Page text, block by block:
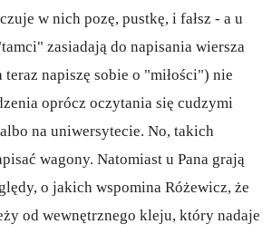
w nich pozę, pustkę, i fałsz - a u
zasiadają do napisania wiersza
napiszę sobie o "miłości") nie
oprócz oczytania się cudzymi
na uniwersytecie. No, takich
wagony. Natomiast u Pana grają
o jakich wspomina Różewicz, że
od wewnętrznego kleju, który nadaje